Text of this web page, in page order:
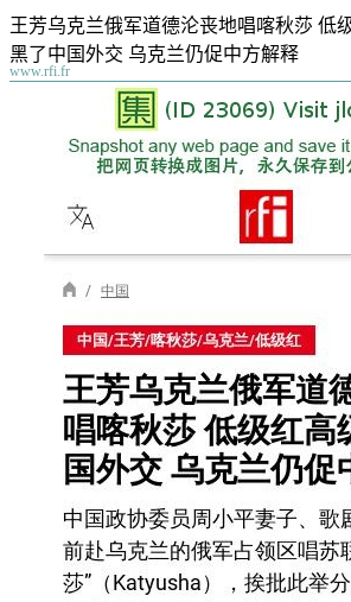
王芳乌克兰俄军道德沦丧地唱喀秋莎 低
黑了中国外交 乌克兰仍促中方解释
www.rfi.fr